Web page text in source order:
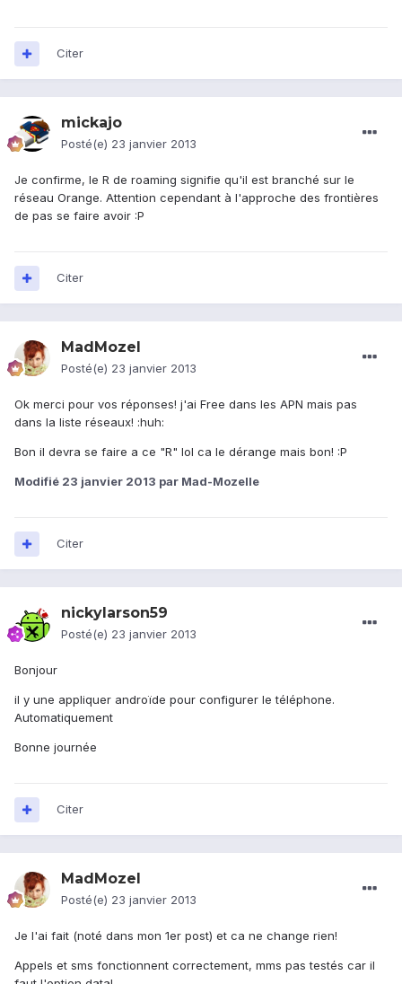
Citer
mickajo
Posté(e) 23 janvier 2013
Je confirme, le R de roaming signifie qu'il est branché sur le
réseau Orange. Attention cependant à l'approche des frontières
de pas se faire avoir :P
Citer
MadMozel
Posté(e) 23 janvier 2013
Ok merci pour vos réponses! j'ai Free dans les APN mais pas
dans la liste réseaux! :huh:
Bon il devra se faire a ce "R" lol ca le dérange mais bon! :P
Modifié 23 janvier 2013 par Mad-Mozelle
Citer
nickylarson59
Posté(e) 23 janvier 2013
Bonjour
il y une appliquer androïde pour configurer le téléphone.
Automatiquement
Bonne journée
Citer
MadMozel
Posté(e) 23 janvier 2013
Je l'ai fait (noté dans mon 1er post) et ca ne change rien!
Appels et sms fonctionnent correctement, mms pas testés car il